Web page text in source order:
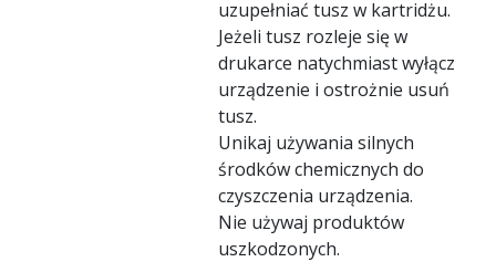
uzupełniać tusz w kartridżu.
Jeżeli tusz rozleje się w
drukarce natychmiast wyłącz
urządzenie i ostrożnie usuń
tusz.
Unikaj używania silnych
środków chemicznych do
czyszczenia urządzenia.
Nie używaj produktów
uszkodzonych.